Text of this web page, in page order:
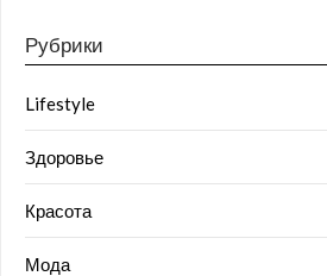
Рубрики
Lifestyle
Здоровье
Красота
Мода